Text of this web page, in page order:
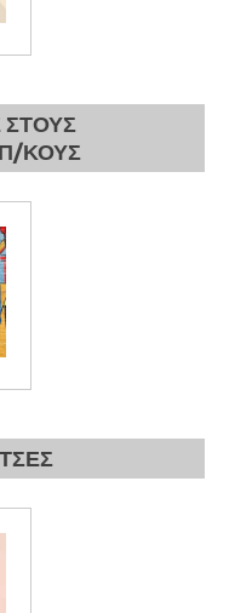
ΚΟΥΣ